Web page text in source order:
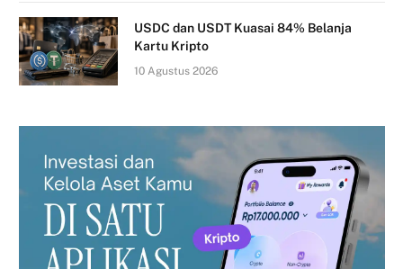
USDC dan USDT Kuasai 84% Belanja
Kartu Kripto
10 Agustus 2026